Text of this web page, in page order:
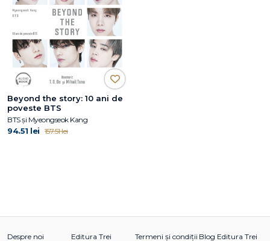
Beyond the story: 10 ani de
poveste BTS
BTS și Myeongseok Kang
94.51 lei 157.51 lei
Despre noi Editura Trei Termeni și condiții Blog Editura Trei